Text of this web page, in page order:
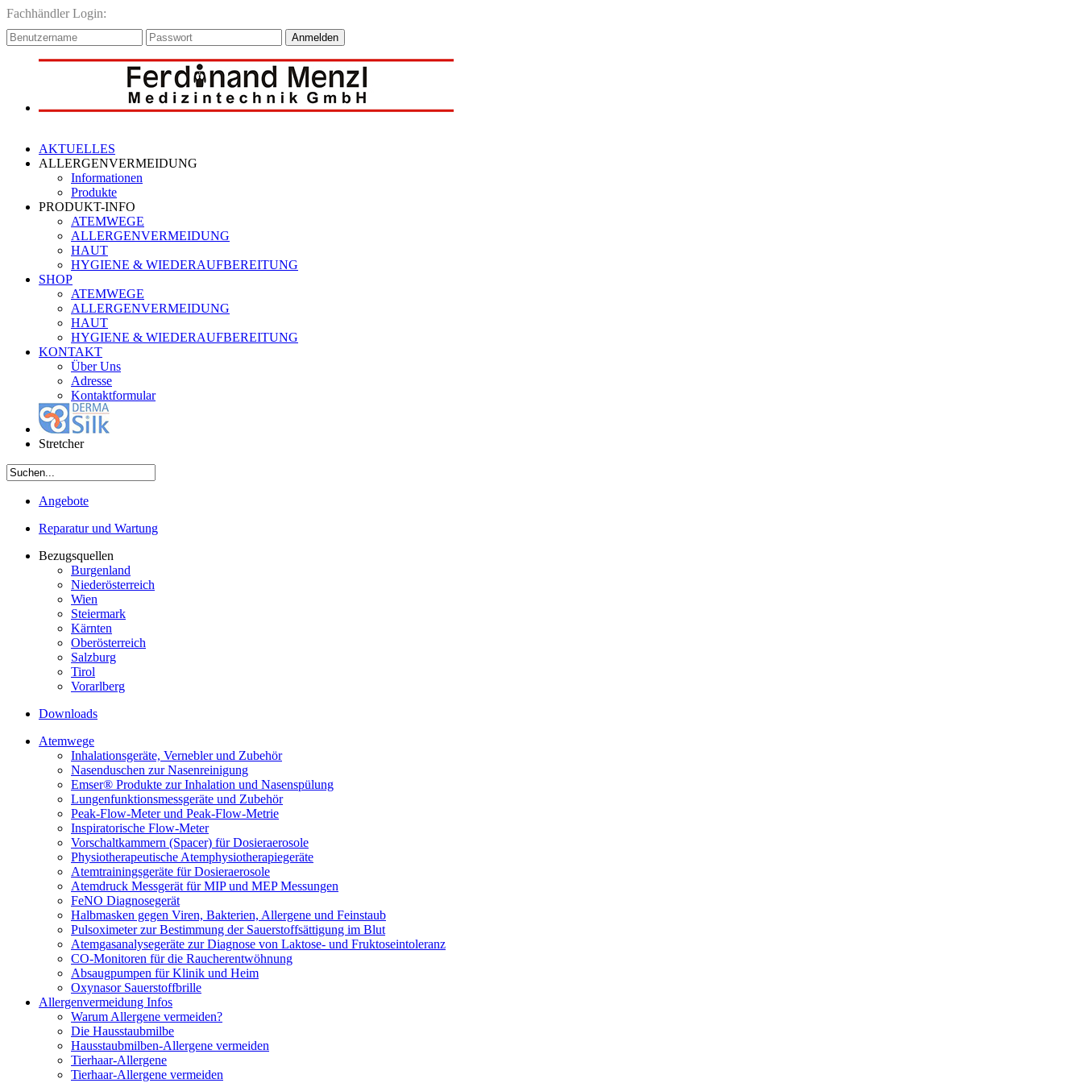
Fachhändler Login:
Anmelden
AKTUELLES
ALLERGENVERMEIDUNG
Informationen
Produkte
PRODUKT-INFO
ATEMWEGE
ALLERGENVERMEIDUNG
HAUT
HYGIENE & WIEDERAUFBEREITUNG
SHOP
ATEMWEGE
ALLERGENVERMEIDUNG
HAUT
HYGIENE & WIEDERAUFBEREITUNG
KONTAKT
Über Uns
Adresse
Kontaktformular
Stretcher
Angebote
Reparatur und Wartung
Bezugsquellen
Burgenland
Niederösterreich
Wien
Steiermark
Kärnten
Oberösterreich
Salzburg
Tirol
Vorarlberg
Downloads
Atemwege
Inhalationsgeräte, Vernebler und Zubehör
Nasenduschen zur Nasenreinigung
Emser® Produkte zur Inhalation und Nasenspülung
Lungenfunktionsmessgeräte und Zubehör
Peak-Flow-Meter und Peak-Flow-Metrie
Inspiratorische Flow-Meter
Vorschaltkammern (Spacer) für Dosieraerosole
Physiotherapeutische Atemphysiotherapiegeräte
Atemtrainingsgeräte für Dosieraerosole
Atemdruck Messgerät für MIP und MEP Messungen
FeNO Diagnosegerät
Halbmasken gegen Viren, Bakterien, Allergene und Feinstaub
Pulsoximeter zur Bestimmung der Sauerstoffsättigung im Blut
Atemgasanalysegeräte zur Diagnose von Laktose- und Fruktoseintoleranz
CO-Monitoren für die Raucherentwöhnung
Absaugpumpen für Klinik und Heim
Oxynasor Sauerstoffbrille
Allergenvermeidung Infos
Warum Allergene vermeiden?
Die Hausstaubmilbe
Hausstaubmilben-Allergene vermeiden
Tierhaar-Allergene
Tierhaar-Allergene vermeiden